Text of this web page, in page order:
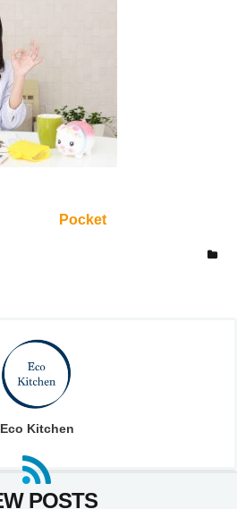
Pocket
Eco Kitchen